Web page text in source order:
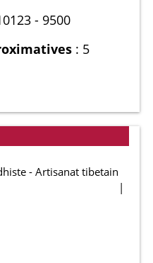
- 9500
: 5
- Artisanat tibetain